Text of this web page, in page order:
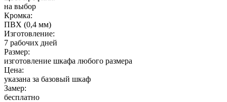
на выбор
Кромка:
ПВХ (0,4 мм)
Изготовление:
7 рабочих дней
Размер:
изготовление шкафа любого размера
Цена:
указана за базовый шкаф
Замер:
бесплатно